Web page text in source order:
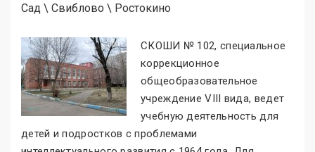
Сад \ Свиблово \ Ростокино
СКОШИ № 102, специальное
коррекционное
общеобразовательное
учреждение VIII вида, ведет
учебную деятельность для
детей и подростков с проблемами